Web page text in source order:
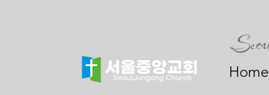
Home